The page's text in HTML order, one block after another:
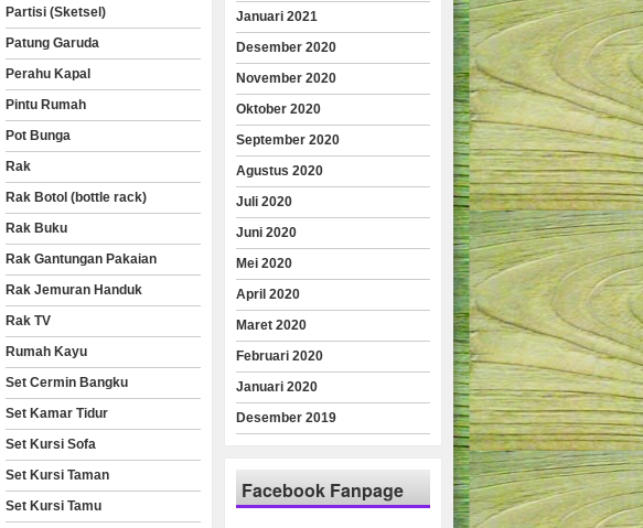
Partisi (Sketsel)
Patung Garuda
Perahu Kapal
Pintu Rumah
Pot Bunga
Rak
Rak Botol (bottle rack)
Rak Buku
Rak Gantungan Pakaian
Rak Jemuran Handuk
Rak TV
Rumah Kayu
Set Cermin Bangku
Set Kamar Tidur
Set Kursi Sofa
Set Kursi Taman
Set Kursi Tamu
Januari 2021
Desember 2020
November 2020
Oktober 2020
September 2020
Agustus 2020
Juli 2020
Juni 2020
Mei 2020
April 2020
Maret 2020
Februari 2020
Januari 2020
Desember 2019
Facebook Fanpage